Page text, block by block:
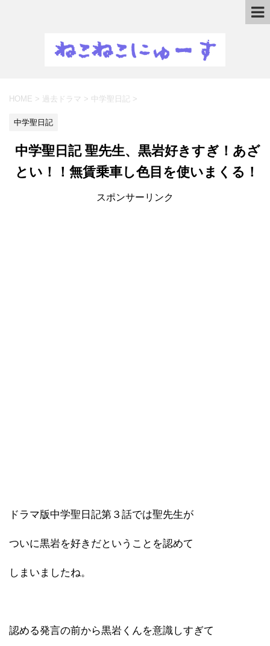
HOME > 過去ドラマ > 中学聖日記 >
中学聖日記
中学聖日記 聖先生、黒岩好きすぎ！あざ
とい！！無賃乗車し色目を使いまくる！
スポンサーリンク
ドラマ版中学聖日記第３話では聖先生が
ついに黒岩を好きだということを認めて
しまいましたね。
認める発言の前から黒岩くんを意識しすぎて